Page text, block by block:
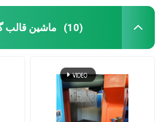
ماشین قالب (10)